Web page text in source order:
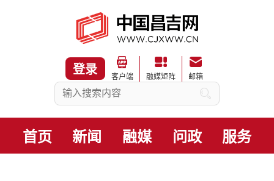
登录
客户端 融媒矩阵 邮箱
首页 新闻 融媒 问政 服务